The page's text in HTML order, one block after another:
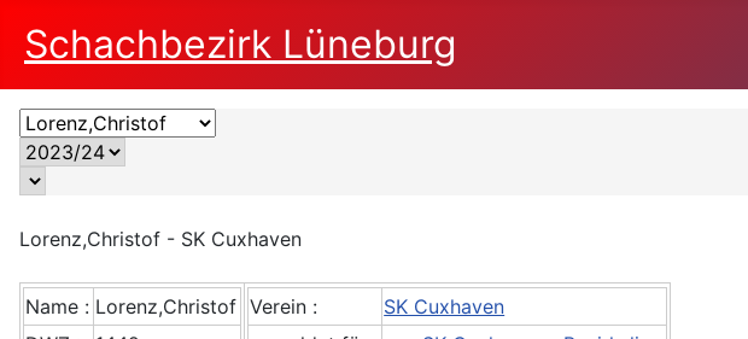
Schachbezirk Lüneburg
Lorenz,Christof - SK Cuxhaven
Name : Lorenz,Christof Verein :
SK Cuxhaven